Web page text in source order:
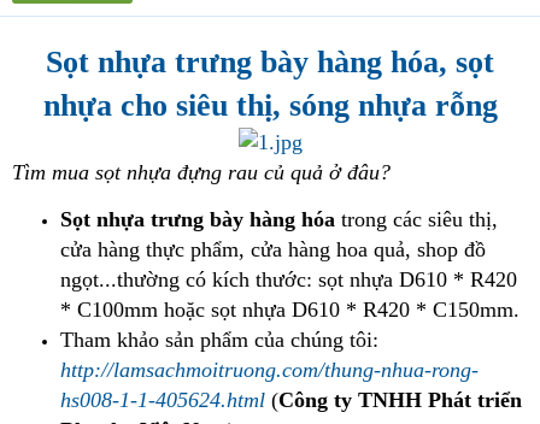
Sọt nhựa trưng bày hàng hóa, sọt
nhựa cho siêu thị, sóng nhựa rỗng
Tìm mua sọt nhựa đựng rau củ quả ở đâu?
Sọt nhựa trưng bày hàng hóa trong các siêu thị,
cửa hàng thực phẩm, cửa hàng hoa quả, shop đồ
ngọt...thường có kích thước: sọt nhựa D610 * R420
* C100mm hoặc sọt nhựa D610 * R420 * C150mm.
Tham khảo sản phẩm của chúng tôi:
http://lamsachmoitruong.com/thung-nhua-rong-
hs008-1-1-405624.html (Công ty TNHH Phát triển